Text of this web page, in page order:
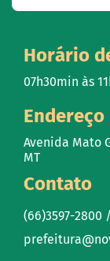
Horário
07h30min às
Endereço
Avenida Mato
MT
Contato
(66)3597-2800 /